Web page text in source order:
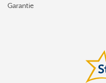
Garantie